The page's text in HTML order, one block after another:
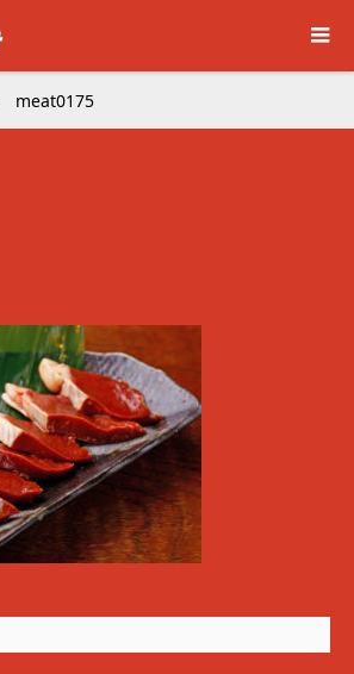
meat0175